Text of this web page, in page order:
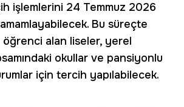
işlemlerini 24 Temmuz 2026
Bu süreçte
öğrenci alan liseler, yerel
okullar ve pansiyonlu
için tercih yapılabilecek.